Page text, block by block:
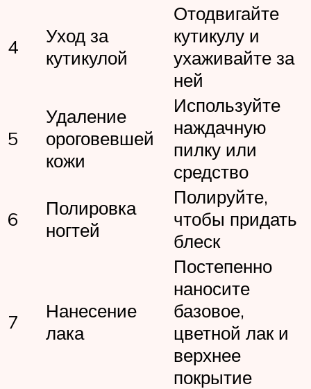
4
Уход за
кутикулой
Отодвигайте
кутикулу и
ухаживайте за
ней
5
Удаление
ороговевшей
кожи
Используйте
наждачную
пилку или
средство
6
Полировка
ногтей
Полируйте,
чтобы придать
блеск
7
Нанесение
лака
Постепенно
наносите
базовое,
цветной лак и
верхнее
покрытие